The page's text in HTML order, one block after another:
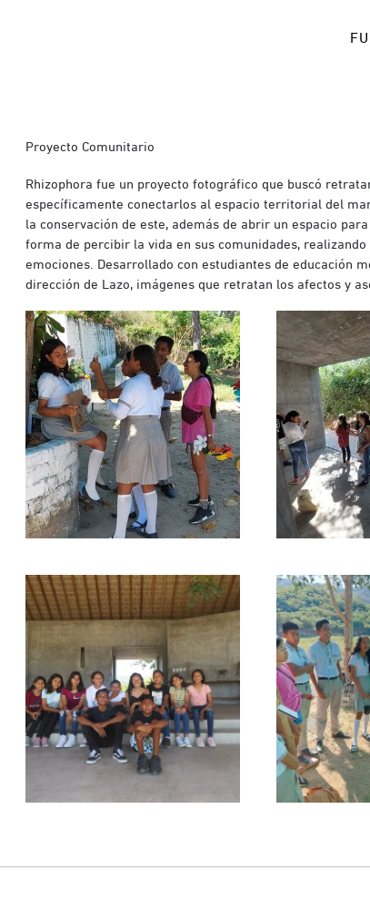
Proyecto Comunitario
Rhizophora fue un proyecto fotográfico que buscó
específicamente conectarlos al espacio territorial del
la conservación de este, además de abrir un espacio
forma de percibir la vida en sus comunidades,
emociones. Desarrollado con estudiantes de educación
dirección de Lazo, imágenes que retratan los afectos y